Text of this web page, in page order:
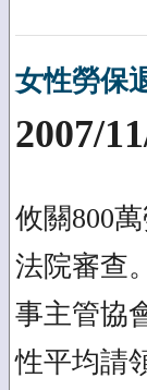
女性勞保
2007/
攸關800
法院審查
事主管協
性平均請